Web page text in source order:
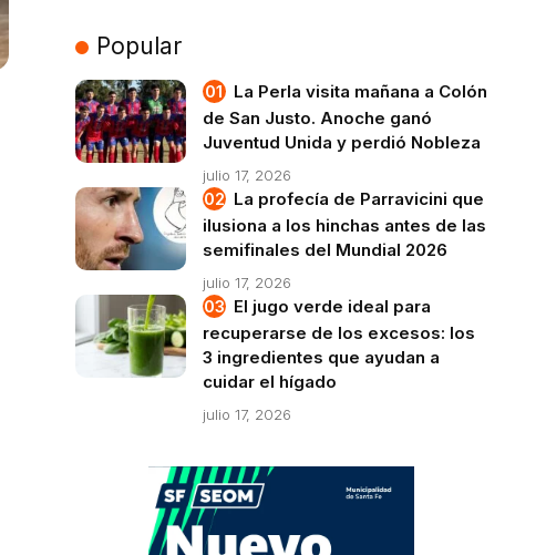
Popular
La Perla visita mañana a Colón
de San Justo. Anoche ganó
Juventud Unida y perdió Nobleza
julio 17, 2026
La profecía de Parravicini que
ilusiona a los hinchas antes de las
semifinales del Mundial 2026
julio 17, 2026
El jugo verde ideal para
recuperarse de los excesos: los
3 ingredientes que ayudan a
cuidar el hígado
julio 17, 2026